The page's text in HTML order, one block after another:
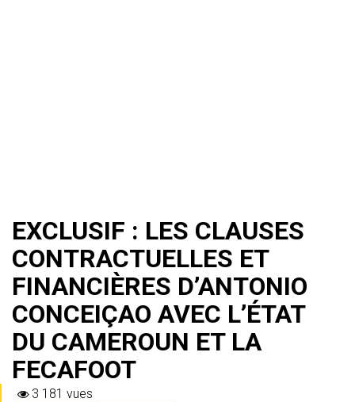
EXCLUSIF : LES CLAUSES
CONTRACTUELLES ET
FINANCIÈRES D’ANTONIO
CONCEIÇAO AVEC L’ÉTAT
DU CAMEROUN ET LA
FECAFOOT
3 181 vues